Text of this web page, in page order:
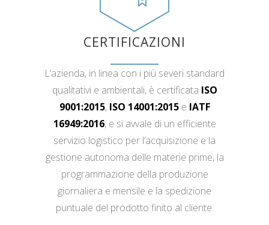
CERTIFICAZIONI
L’azienda, in linea con i più severi standard
qualitativi e ambientali, è certificata ISO
9001:2015, ISO 14001:2015e IATF
16949:2016, e si avvale di un efficiente
servizio logistico per l’acquisizione e la
gestione autonoma delle materie prime, la
programmazione della produzione
giornaliera e mensile e la spedizione
puntuale del prodotto finito al cliente.